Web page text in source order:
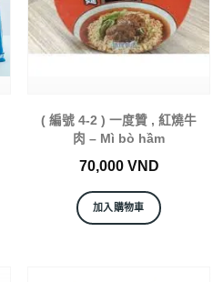
( 編號 4-2 ) 一度贊 , 紅燒牛
肉 – Mì bò hầm
70,000 VND
加入購物車